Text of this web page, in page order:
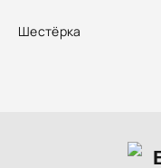
Шестёрка